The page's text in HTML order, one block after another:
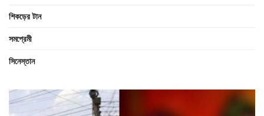
শিকড়ের টান
সমপ্রেমী
সিনেস্তান